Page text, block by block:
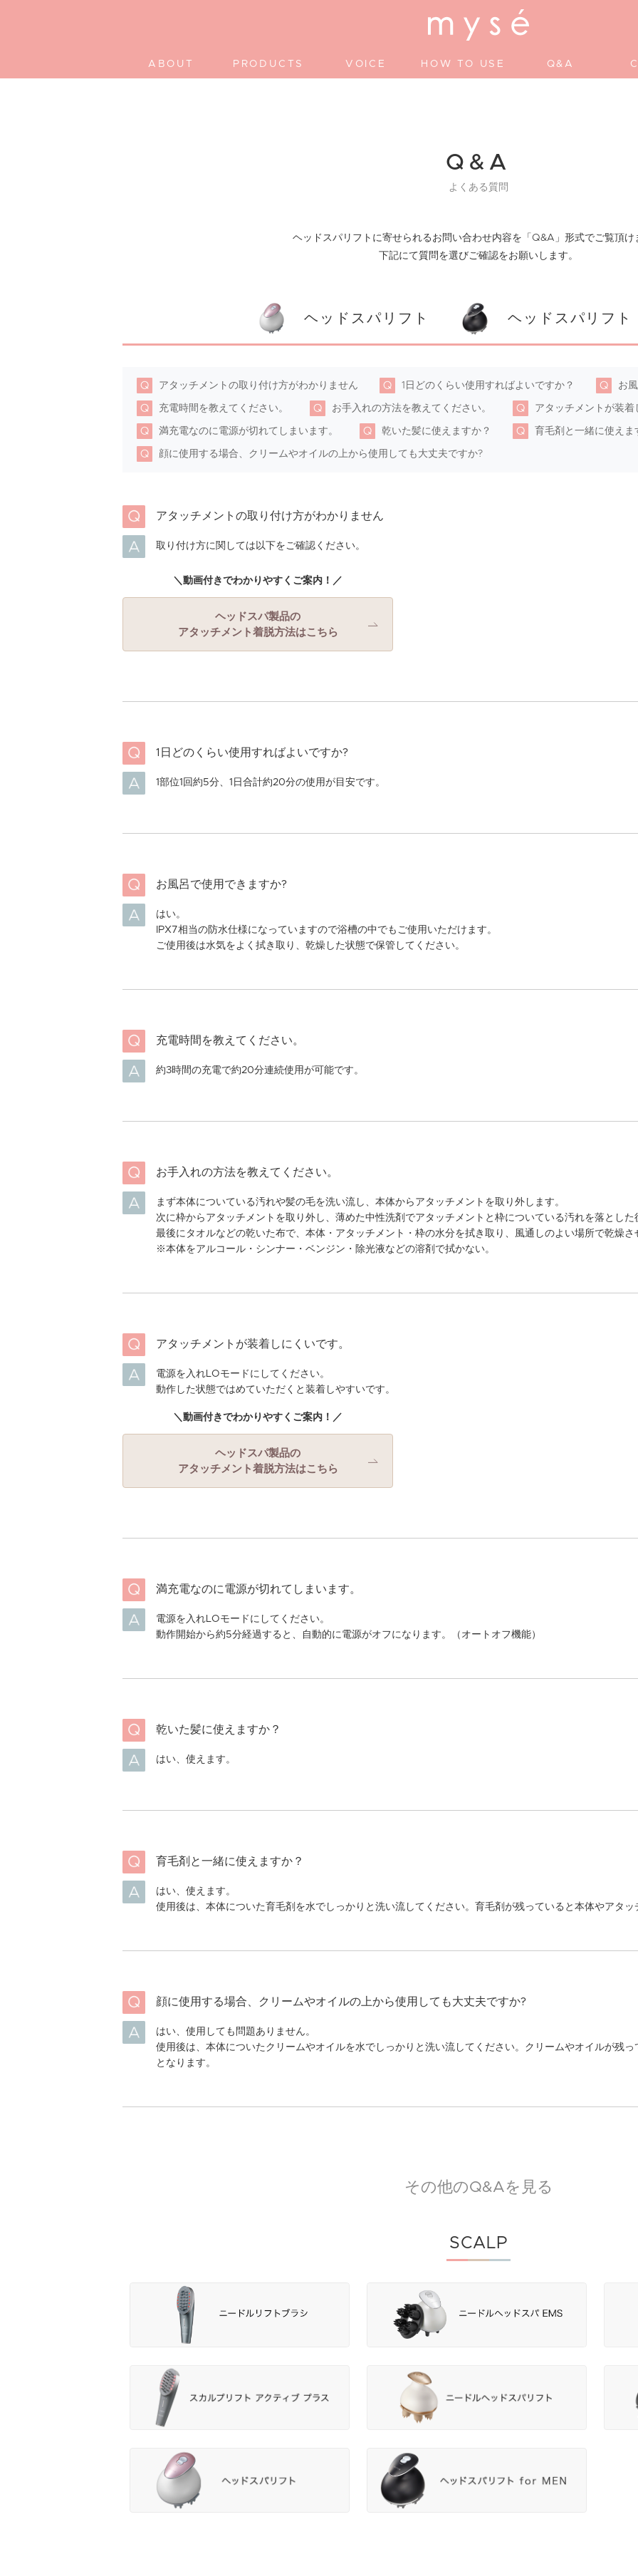
ABOUT PRODUCTS VOICE HOW TO USE Q&A
Q&A
よくある質問
ヘッドスパリフトに寄せられるお問い合わせ内容を「Q&A」形式でご覧頂け
下記にて質問を選びご確認をお願いします。
ヘッドスパリフト ヘッドスパリフ
アタッチメントの取り付け方がわかりません 1日どのくらい使用すればよいですか？ お
充電時間を教えてください。 お手入れの方法を教えてください。 アタッチメントが装着
満充電なのに電源が切れてしまいます。 乾いた髪に使えますか？ 育毛剤と一緒に使えま
顔に使用する場合、クリームやオイルの上から使用しても大丈夫ですか?
アタッチメントの取り付け方がわかりません
取り付け方に関しては以下をご確認ください。
＼動画付きでわかりやすくご案内！／
ヘッドスパ製品の
アタッチメント着脱方法はこちら
1日どのくらい使用すればよいですか?
1部位1回約5分、1日合計約20分の使用が目安です。
お風呂で使用できますか?
はい。
IPX7相当の防水仕様になっていますので浴槽の中でもご使用いただけます。
ご使用後は水気をよく拭き取り、乾燥した状態で保管してください。
充電時間を教えてください。
約3時間の充電で約20分連続使用が可能です。
お手入れの方法を教えてください。
まず本体についている汚れや髪の毛を洗い流し、本体からアタッチメントを取り外します。
次に枠からアタッチメントを取り外し、薄めた中性洗剤でアタッチメントと枠についている汚れを落とした
最後にタオルなどの乾いた布で、本体・アタッチメント・枠の水分を拭き取り、風通しのよい場所で乾燥さ
※本体をアルコール・シンナー・ベンジン・除光液などの溶剤で拭かない。
アタッチメントが装着しにくいです。
電源を入れLOモードにしてください。
動作した状態ではめていただくと装着しやすいです。
＼動画付きでわかりやすくご案内！／
ヘッドスパ製品の
アタッチメント着脱方法はこちら
満充電なのに電源が切れてしまいます。
電源を入れLOモードにしてください。
動作開始から約5分経過すると、自動的に電源がオフになります。（オートオフ機能）
乾いた髪に使えますか？
はい、使えます。
育毛剤と一緒に使えますか？
はい、使えます。
使用後は、本体についた育毛剤を水でしっかりと洗い流してください。育毛剤が残っていると本体やアタッ
顔に使用する場合、クリームやオイルの上から使用しても大丈夫ですか?
はい、使用しても問題ありません。
使用後は、本体についたクリームやオイルを水でしっかりと洗い流してください。クリームやオイルが残
となります。
その他のQ&Aを見る
SCALP